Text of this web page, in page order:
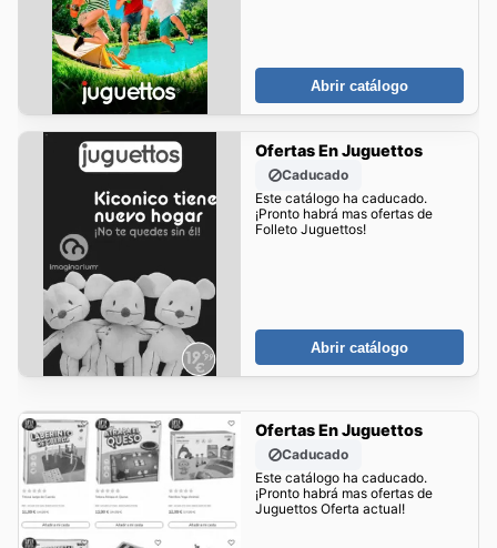
Abrir catálogo
Ofertas En Juguettos
Caducado
Este catálogo ha caducado.
¡Pronto habrá mas ofertas de
Folleto Juguettos!
Abrir catálogo
Ofertas En Juguettos
Caducado
Este catálogo ha caducado.
¡Pronto habrá mas ofertas de
Juguettos Oferta actual!